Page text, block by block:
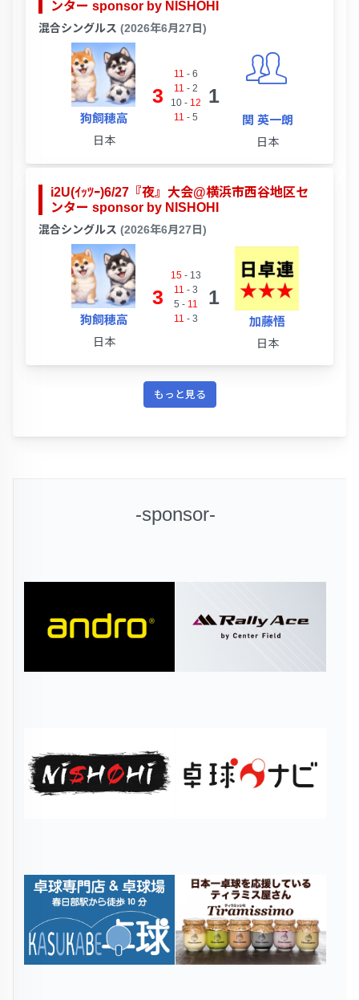
ンター sponsor by NISHOHI
混合シングルス (2026年6月27日)
狗飼穂高
日本
3
11 - 6
11 - 2
10- 12
11 - 5
1
関 英一朗
日本
i2U(ｲｯﾂｰ)6/27『夜』大会@横浜市西谷地区セ
ンター sponsor by NISHOHI
混合シングルス (2026年6月27日)
狗飼穂高
日本
3
15- 13
11 - 3
5 - 11
11 - 3
1
加藤悟
日本
もっと見る
-sponsor-